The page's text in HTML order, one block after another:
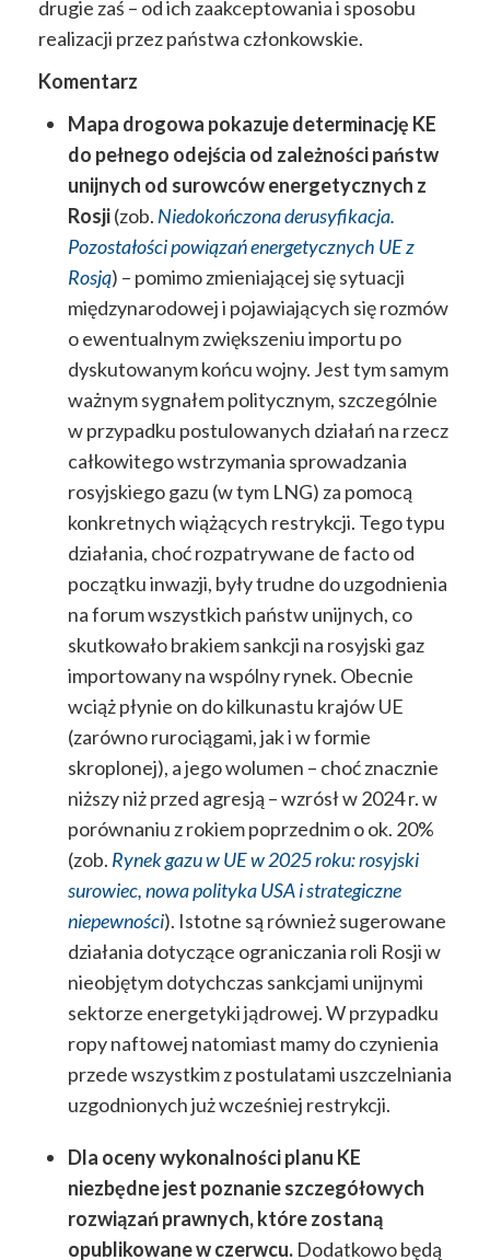
drugie zaś – od ich zaakceptowania i sposobu
realizacji przez państwa członkowskie.
Komentarz
Mapa drogowa pokazuje determinację KE
do pełnego odejścia od zależności państw
unijnych od surowców energetycznych z
Rosji(zob. Niedokończona derusyfikacja.
Pozostałości powiązań energetycznych UE z
Rosją) – pomimo zmieniającej się sytuacji
międzynarodowej i pojawiających się rozmów
o ewentualnym zwiększeniu importu po
dyskutowanym końcu wojny. Jest tym samym
ważnym sygnałem politycznym, szczególnie
w przypadku postulowanych działań na rzecz
całkowitego wstrzymania sprowadzania
rosyjskiego gazu (w tym LNG) za pomocą
konkretnych wiążących restrykcji. Tego typu
działania, choć rozpatrywane de facto od
początku inwazji, były trudne do uzgodnienia
na forum wszystkich państw unijnych, co
skutkowało brakiem sankcji na rosyjski gaz
importowany na wspólny rynek. Obecnie
wciąż płynie on do kilkunastu krajów UE
(zarówno rurociągami, jak i w formie
skroplonej), a jego wolumen – choć znacznie
niższy niż przed agresją – wzrósł w 2024 r. w
porównaniu z rokiem poprzednim o ok. 20%
(zob. Rynek gazu w UE w 2025 roku: rosyjski
surowiec, nowa polityka USA i strategiczne
niepewności). Istotne są również sugerowane
działania dotyczące ograniczania roli Rosji w
nieobjętym dotychczas sankcjami unijnymi
sektorze energetyki jądrowej. W przypadku
ropy naftowej natomiast mamy do czynienia
przede wszystkim z postulatami uszczelniania
uzgodnionych już wcześniej restrykcji.
Dla oceny wykonalności planu KE
niezbędne jest poznanie szczegółowych
rozwiązań prawnych, które zostaną
opublikowane w czerwcu. Dodatkowo będą